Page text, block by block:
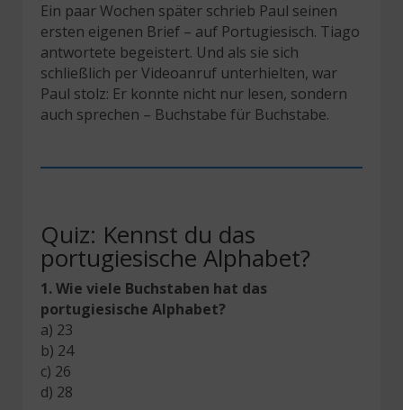
Ein paar Wochen später schrieb Paul seinen
ersten eigenen Brief – auf Portugiesisch. Tiago
antwortete begeistert. Und als sie sich
schließlich per Videoanruf unterhielten, war
Paul stolz: Er konnte nicht nur lesen, sondern
auch sprechen – Buchstabe für Buchstabe.
Quiz: Kennst du das
portugiesische Alphabet?
1. Wie viele Buchstaben hat das
portugiesische Alphabet?
a) 23
b) 24
c) 26
d) 28